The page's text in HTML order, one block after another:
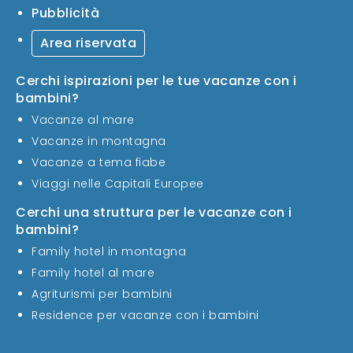
Pubblicità
Area riservata
Cerchi ispirazioni per le tue vacanze con i
bambini?
Vacanze al mare
Vacanze in montagna
Vacanze a tema fiabe
Viaggi nelle Capitali Europee
Cerchi una struttura per le vacanze con i
bambini?
Family hotel in montagna
Family hotel al mare
Agriturismi per bambini
Residence per vacanze con i bambini